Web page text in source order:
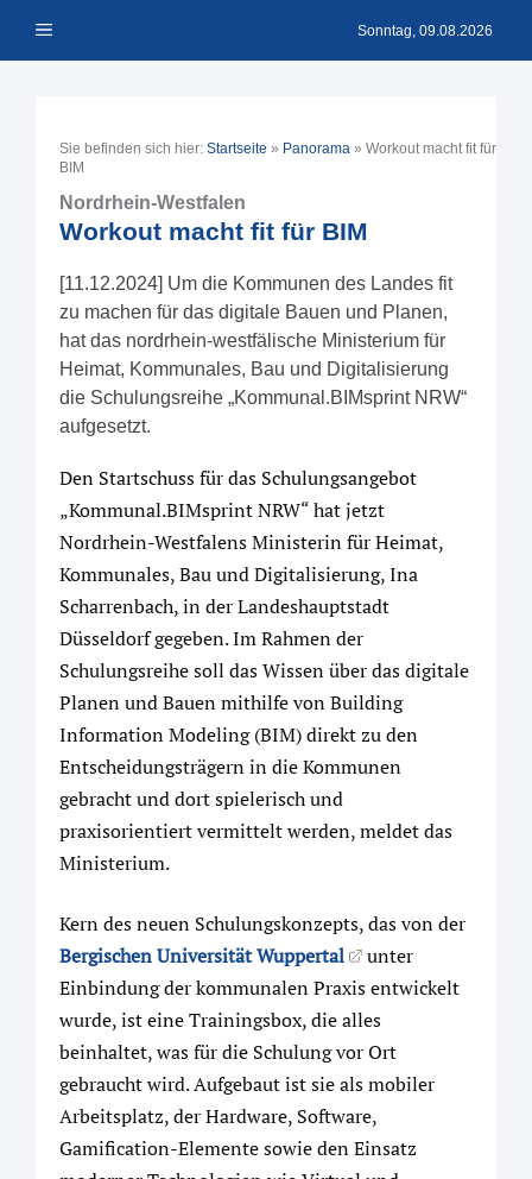
Inhalt Menü Sonntag, 09.08.2026
Sie befinden sich hier: Startseite » Panorama » Workout macht fit für
BIM
Nordrhein-Westfalen
Workout macht fit für BIM
[11.12.2024] Um die Kommunen des Landes fit
zu machen für das digitale Bauen und Planen,
hat das nordrhein-westfälische Ministerium für
Heimat, Kommunales, Bau und Digitalisierung
die Schulungsreihe „Kommunal.BIMsprint NRW“
aufgesetzt.
Den Startschuss für das Schulungsangebot
„Kommunal.BIMsprint NRW“ hat jetzt
Nordrhein-Westfalens Ministerin für Heimat,
Kommunales, Bau und Digitalisierung, Ina
Scharrenbach, in der Landeshauptstadt
Düsseldorf gegeben. Im Rahmen der
Schulungsreihe soll das Wissen über das digitale
Planen und Bauen mithilfe von Building
Information Modeling (BIM) direkt zu den
Entscheidungsträgern in die Kommunen
gebracht und dort spielerisch und
praxisorientiert vermittelt werden, meldet das
Ministerium.
Kern des neuen Schulungskonzepts, das von der
Bergischen Universität Wuppertal
unter
Einbindung der kommunalen Praxis entwickelt
wurde, ist eine Trainingsbox, die alles
beinhaltet, was für die Schulung vor Ort
gebraucht wird. Aufgebaut ist sie als mobiler
Arbeitsplatz, der Hardware, Software,
Gamification-Elemente sowie den Einsatz